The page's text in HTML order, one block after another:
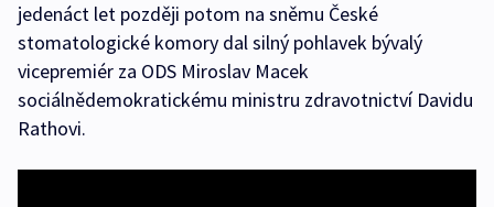
jedenáct let později potom na sněmu České
stomatologické komory dal silný pohlavek bývalý
vicepremiér za ODS Miroslav Macek
sociálnědemokratickému ministru zdravotnictví Davidu
Rathovi.